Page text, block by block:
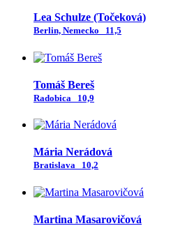
Lea Schulze (Točeková)
Berlin, Nemecko 11,5
Tomáš Bereš
Radobica 10,9
Mária Nerádová
Bratislava 10,2
Martina Masarovičová